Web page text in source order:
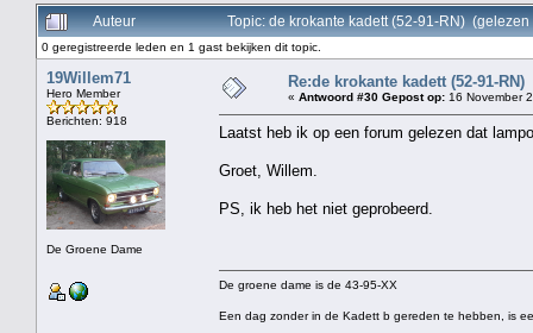
Auteur
Topic: de krokante kadett (52-91-RN)
0 geregistreerde leden en 1 gast bekijken dit topic.
19Willem71
Hero Member
Berichten: 918
De Groene Dame
Re:de krokante kadett (52-91-RN)
« Antwoord #30 Gepost op: 16 November
Laatst heb ik op een forum gelezen dat
Groet, Willem.
PS, ik heb het niet geprobeerd.
De groene dame is de 43-95-XX
Een dag zonder in de Kadett b gereden te hebben, is